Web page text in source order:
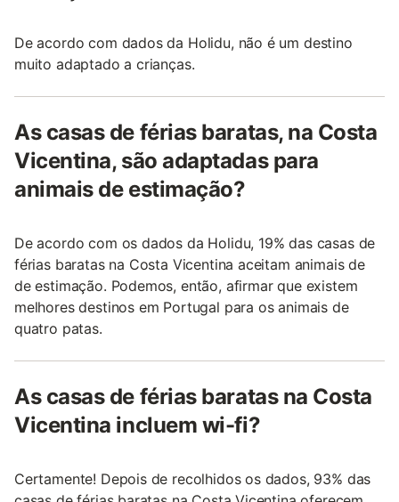
De acordo com dados da Holidu, não é um destino
muito adaptado a crianças.
As casas de férias baratas, na Costa
Vicentina, são adaptadas para
animais de estimação?
De acordo com os dados da Holidu, 19% das casas de
férias baratas na Costa Vicentina aceitam animais de
de estimação. Podemos, então, afirmar que existem
melhores destinos em Portugal para os animais de
quatro patas.
As casas de férias baratas na Costa
Vicentina incluem wi-fi?
Certamente! Depois de recolhidos os dados, 93% das